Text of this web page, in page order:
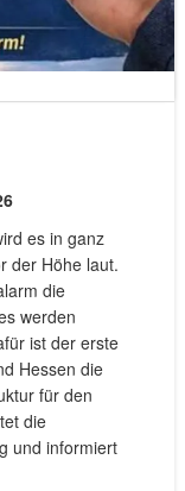
es in ganz
der Höhe laut.
die
werden
ist der erste
Hessen die
für den
die
und informiert